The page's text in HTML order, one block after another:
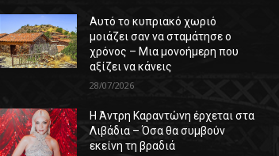
Αυτό το κυπριακό χωριό
μοιάζει σαν να σταμάτησε ο
χρόνος – Μια μονοήμερη που
αξίζει να κάνεις
28/07/2026
Η Άντρη Καραντώνη έρχεται στα
Λιβάδια – Όσα θα συμβούν
εκείνη τη βραδιά